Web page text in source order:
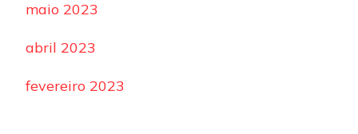
maio 2023
abril 2023
fevereiro 2023